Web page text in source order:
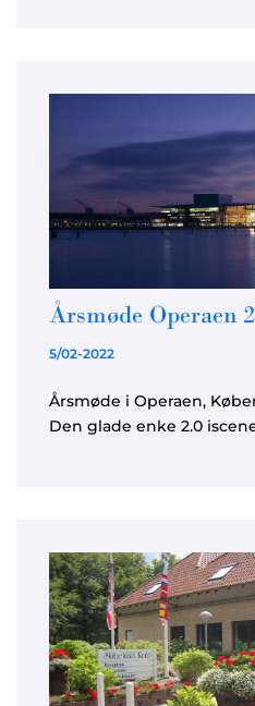
Årsmøde Operaen
5/02-2022
Årsmøde i Operaen,
Den glade enke 2.0